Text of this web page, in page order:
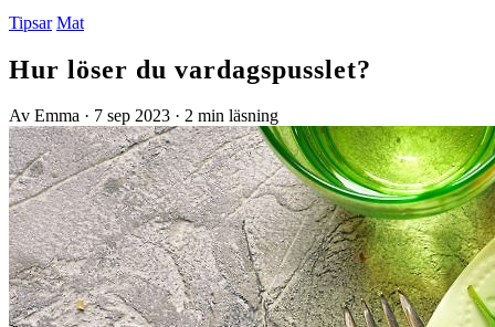
Tipsar Mat
Hur löser du vardagspusslet?
Av Emma · 7 sep 2023 · 2 min läsning